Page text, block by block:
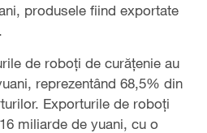
produsele fiind exportate
de roboți de curățenie au
reprezentând 68,5% din
Exporturile de roboți
miliarde de yuani, cu o